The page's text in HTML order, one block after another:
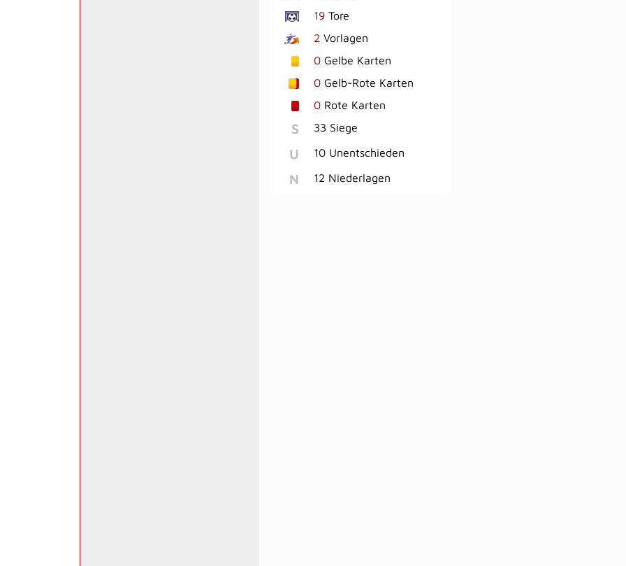
19 Tore
2 Vorlagen
0 Gelbe Karten
0 Gelb-Rote Karten
0 Rote Karten
S 33 Siege
U 10 Unentschieden
N 12 Niederlagen